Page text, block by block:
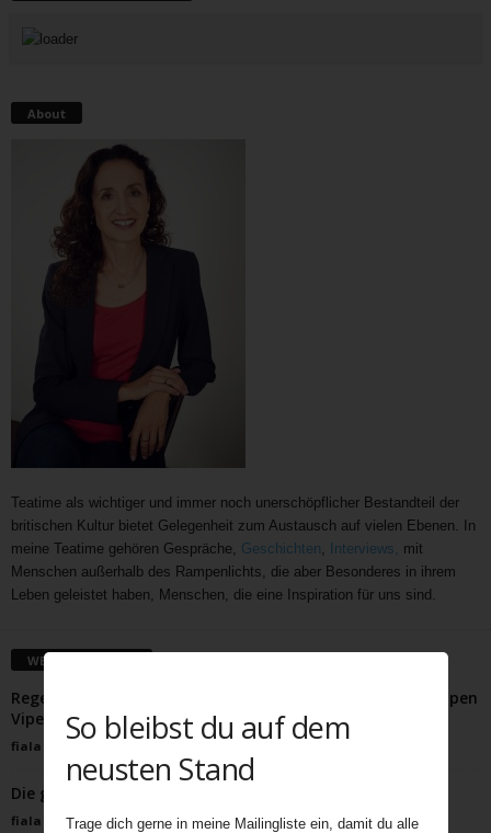
About
Teatime als wichtiger und immer noch unerschöpflicher Bestandteil der
britischen Kultur bietet Gelegenheit zum Austausch auf vielen Ebenen. In
meine Teatime gehören Gespräche, Geschichten Interviews,
mit
Menschen außerhalb des Rampenlichts, die aber Besonderes in ihrem
Leben geleistet haben, Menschen, die eine Inspiration für uns sind.
WEITERE ARTIKEL
Regent’s Canal Unplugged: Eine entspannte Tour mit hippen
Vipes!
fiala
Die glorreichen Tage der Küstenferien in Großbritannien
fiala Mai 30, 2023
So bleibst du auf dem
neusten Stand
Trage dich gerne in meine Mailingliste ein, damit du alle